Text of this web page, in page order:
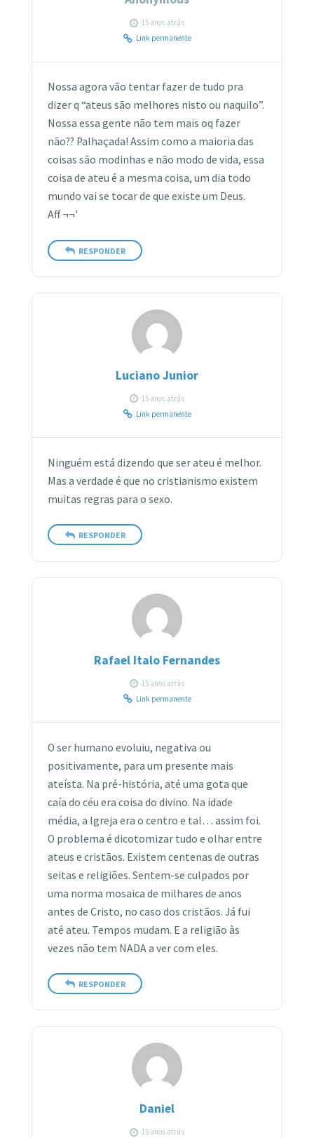
15 anos atrás
Link permanente
Nossa agora vão tentar fazer de tudo pra
dizer q “ateus são melhores nisto ou naquilo”.
Nossa essa gente não tem mais oq fazer
não?? Palhaçada! Assim como a maioria das
coisas são modinhas e não modo de vida, essa
coisa de ateu é a mesma coisa, um dia todo
mundo vai se tocar de que existe um Deus.
Aff ¬¬'
RESPONDER
Luciano Junior
15 anos atrás
Link permanente
Ninguém está dizendo que ser ateu é melhor.
Mas a verdade é que no cristianismo existem
muitas regras para o sexo.
RESPONDER
Rafael Italo Fernandes
15 anos atrás
Link permanente
O ser humano evoluiu, negativa ou
positivamente, para um presente mais
ateísta. Na pré-história, até uma gota que
caía do céu era coisa do divino. Na idade
média, a Igreja era o centro e tal… assim foi.
O problema é dicotomizar tudo e olhar entre
ateus e cristãos. Existem centenas de outras
seitas e religiões. Sentem-se culpados por
uma norma mosaica de milhares de anos
antes de Cristo, no caso dos cristãos. Já fui
até ateu. Tempos mudam. E a religião às
vezes não tem NADA a ver com eles.
RESPONDER
Daniel
15 anos atrás